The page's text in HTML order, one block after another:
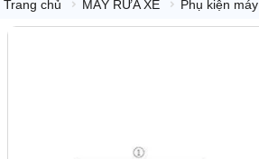
Trang chủ MÁY RỬA XE Phụ kiện